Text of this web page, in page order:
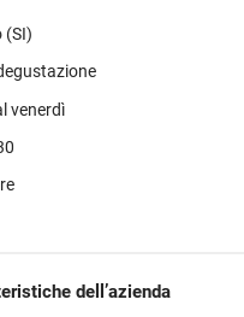
(SI)
venerdì
dell’azienda